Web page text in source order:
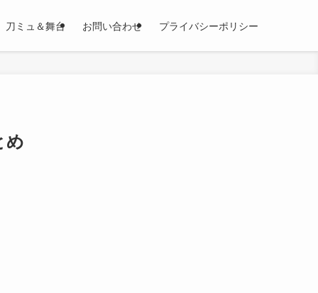
刀ミュ＆舞台 お問い合わせ プライバシーポリシー
め